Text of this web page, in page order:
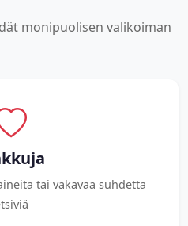
monipuolisen valikoiman
tai vakavaa suhdetta